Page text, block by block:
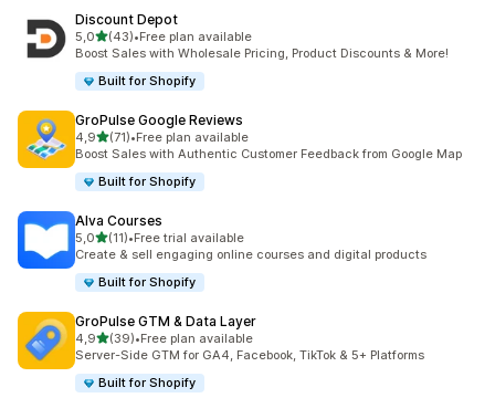
Discount Depot
5,05 yıldız üzerinden
(43)
toplam 43 değerlendirme
•Free plan available
Boost Sales with Wholesale Pricing, Product Discounts & More!
Built for Shopify
GroPulse Google Reviews
4,95 yıldız üzerinden
(71)
toplam 71 değerlendirme
•Free plan available
Boost Sales with Authentic Customer Feedback from Google Map
Built for Shopify
Alva Courses
5,05 yıldız üzerinden
(11)
toplam 11 değerlendirme
•Free trial available
Create & sell engaging online courses and digital products
Built for Shopify
GroPulse GTM & Data Layer
4,95 yıldız üzerinden
(39)
toplam 39 değerlendirme
•Free plan available
Server-Side GTM for GA4, Facebook, TikTok & 5+ Platforms
Built for Shopify